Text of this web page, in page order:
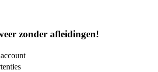
zonder afleidingen!